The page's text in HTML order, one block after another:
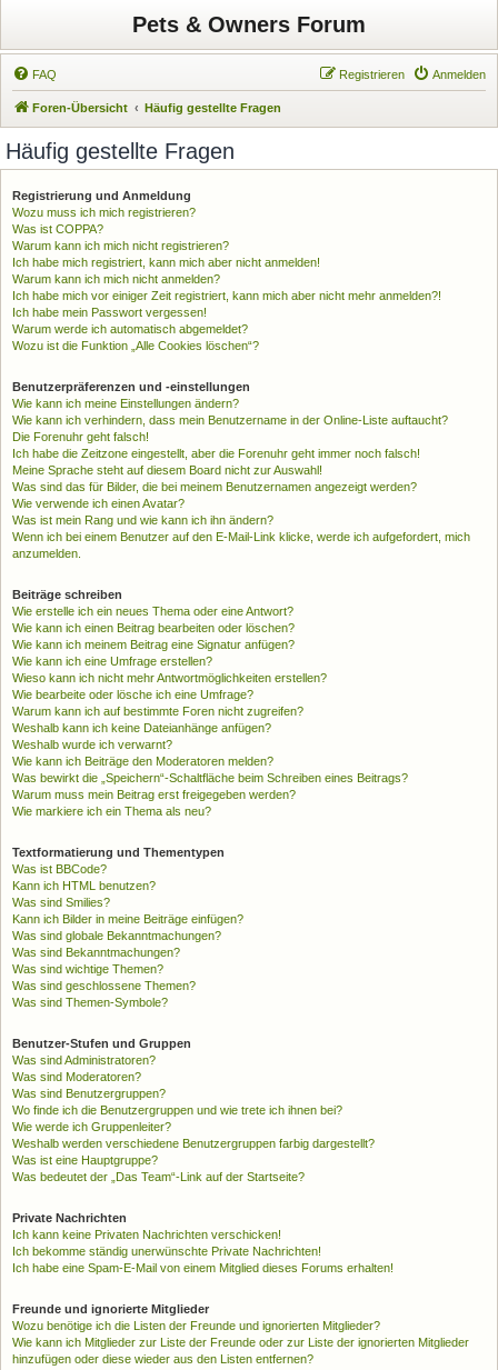
Pets & Owners Forum
FAQ Anmelden
Registrieren
Foren-Übersicht Häufig gestellte Fragen
Häufig gestellte Fragen
Registrierung und Anmeldung
Wozu muss ich mich registrieren?
Was ist COPPA?
Warum kann ich mich nicht registrieren?
Ich habe mich registriert, kann mich aber nicht anmelden!
Warum kann ich mich nicht anmelden?
Ich habe mich vor einiger Zeit registriert, kann mich aber nicht mehr anmelden?!
Ich habe mein Passwort vergessen!
Warum werde ich automatisch abgemeldet?
Wozu ist die Funktion „Alle Cookies löschen“?
Benutzerpräferenzen und -einstellungen
Wie kann ich meine Einstellungen ändern?
Wie kann ich verhindern, dass mein Benutzername in der Online-Liste auftaucht?
Die Forenuhr geht falsch!
Ich habe die Zeitzone eingestellt, aber die Forenuhr geht immer noch falsch!
Meine Sprache steht auf diesem Board nicht zur Auswahl!
Was sind das für Bilder, die bei meinem Benutzernamen angezeigt werden?
Wie verwende ich einen Avatar?
Was ist mein Rang und wie kann ich ihn ändern?
Wenn ich bei einem Benutzer auf den E-Mail-Link klicke, werde ich aufgefordert, mich
anzumelden.
Beiträge schreiben
Wie erstelle ich ein neues Thema oder eine Antwort?
Wie kann ich einen Beitrag bearbeiten oder löschen?
Wie kann ich meinem Beitrag eine Signatur anfügen?
Wie kann ich eine Umfrage erstellen?
Wieso kann ich nicht mehr Antwortmöglichkeiten erstellen?
Wie bearbeite oder lösche ich eine Umfrage?
Warum kann ich auf bestimmte Foren nicht zugreifen?
Weshalb kann ich keine Dateianhänge anfügen?
Weshalb wurde ich verwarnt?
Wie kann ich Beiträge den Moderatoren melden?
Was bewirkt die „Speichern“-Schaltfläche beim Schreiben eines Beitrags?
Warum muss mein Beitrag erst freigegeben werden?
Wie markiere ich ein Thema als neu?
Textformatierung und Thementypen
Was ist BBCode?
Kann ich HTML benutzen?
Was sind Smilies?
Kann ich Bilder in meine Beiträge einfügen?
Was sind globale Bekanntmachungen?
Was sind Bekanntmachungen?
Was sind wichtige Themen?
Was sind geschlossene Themen?
Was sind Themen-Symbole?
Benutzer-Stufen und Gruppen
Was sind Administratoren?
Was sind Moderatoren?
Was sind Benutzergruppen?
Wo finde ich die Benutzergruppen und wie trete ich ihnen bei?
Wie werde ich Gruppenleiter?
Weshalb werden verschiedene Benutzergruppen farbig dargestellt?
Was ist eine Hauptgruppe?
Was bedeutet der „Das Team“-Link auf der Startseite?
Private Nachrichten
Ich kann keine Privaten Nachrichten verschicken!
Ich bekomme ständig unerwünschte Private Nachrichten!
Ich habe eine Spam-E-Mail von einem Mitglied dieses Forums erhalten!
Freunde und ignorierte Mitglieder
Wozu benötige ich die Listen der Freunde und ignorierten Mitglieder?
Wie kann ich Mitglieder zur Liste der Freunde oder zur Liste der ignorierten Mitglieder
hinzufügen oder diese wieder aus den Listen entfernen?